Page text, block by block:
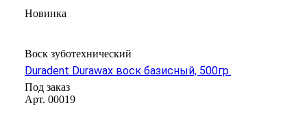
Новинка
Воск зуботехнический
Duradent Durawax воск базисный, 500гр.
Под заказ
Арт. 00019